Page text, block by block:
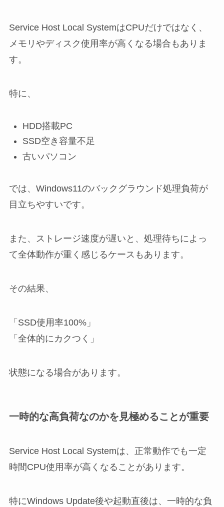
Service Host Local SystemはCPUだけではなく、
メモリやディスク使用率が高くなる場合もありま
す。
特に、
HDD搭載PC
SSD空き容量不足
古いパソコン
では、Windows11のバックグラウンド処理負荷が
目立ちやすいです。
また、ストレージ速度が遅いと、処理待ちによっ
て全体動作が重く感じるケースもあります。
その結果、
「SSD使用率100%」
「全体的にカクつく」
状態になる場合があります。
一時的な高負荷なのかを見極めることが重要
Service Host Local Systemは、正常動作でも一定
時間CPU使用率が高くなることがあります。
特にWindows Update後や起動直後は、一時的な負